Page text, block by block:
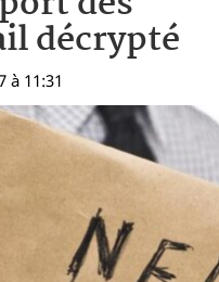
décrypté
à 11:31